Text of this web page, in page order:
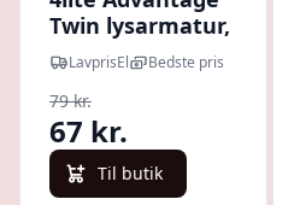
Twin lysarmatur,
15W, 60 cm
LavprisEl Bedste pris
79 kr.
67 kr.
Til butik